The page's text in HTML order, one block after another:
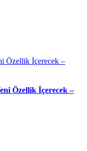
Özellik İçerecek –
Özellik İçerecek –